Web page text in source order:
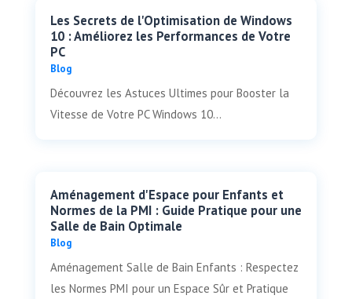
Les Secrets de l'Optimisation de Windows
10 : Améliorez les Performances de Votre
PC
Blog
Découvrez les Astuces Ultimes pour Booster la
Vitesse de Votre PC Windows 10...
Aménagement d'Espace pour Enfants et
Normes de la PMI : Guide Pratique pour une
Salle de Bain Optimale
Blog
Aménagement Salle de Bain Enfants : Respectez
les Normes PMI pour un Espace Sûr et Pratique